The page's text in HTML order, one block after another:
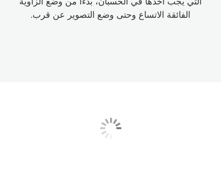
الفائقة الاتساع وحتى وضع التصوير عن قرب.